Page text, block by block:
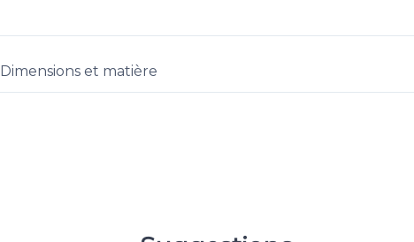
Dimensions et matière